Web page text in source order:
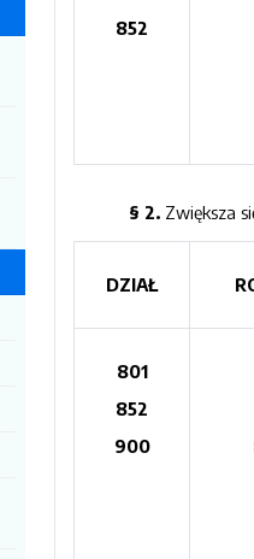
852
§ 2. Zwiększa
DZIAŁ
801
852
900